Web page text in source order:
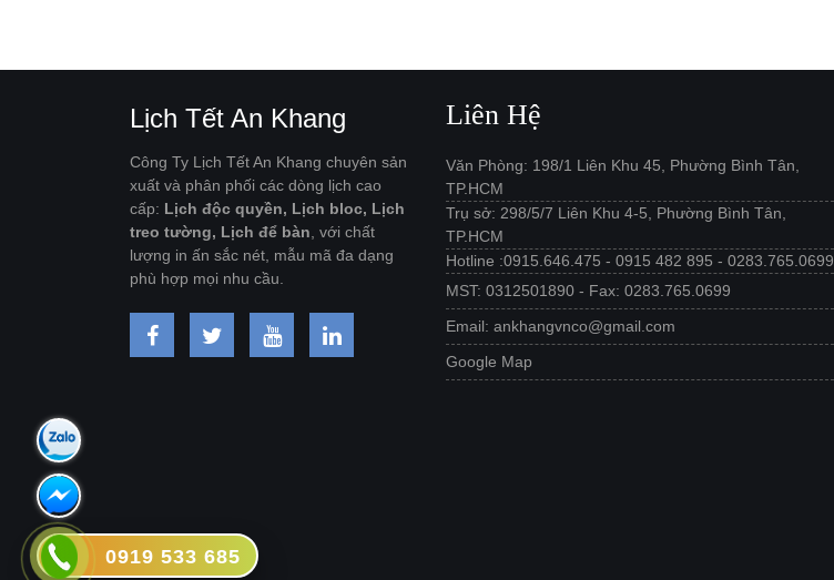
Lịch Tết An Khang
Công Ty Lịch Tết An Khang chuyên sản
xuất và phân phối các dòng lịch cao
cấp: Lịch độc quyền, Lịch bloc, Lịch
treo tường, Lịch để bàn, với chất
lượng in ấn sắc nét, mẫu mã đa dạng
phù hợp mọi nhu cầu.
Liên Hệ
Văn Phòng: 198/1 Liên Khu 45, Phường Bình Tân,
TP.HCM
Trụ sở: 298/5/7 Liên Khu 4-5, Phường Bình Tân,
TP.HCM
Hotline :0915.646.475 - 0915 482 895 - 0283.765.0699
MST: 0312501890 - Fax: 0283.765.0699
Email: ankhangvnco@gmail.com
Google Map
0919 533 685